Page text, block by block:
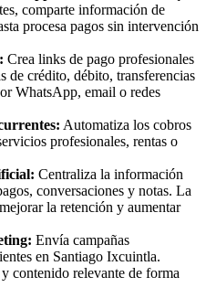
comparte información de
procesa pagos sin intervención
Crea links de pago profesionales
de crédito, débito, transferencias
WhatsApp, email o redes
Automatiza los cobros
profesionales, rentas o
Centraliza la información
conversaciones y notas. La
la retención y aumentar
Envía campañas
en Santiago Ixcuintla.
contenido relevante de forma